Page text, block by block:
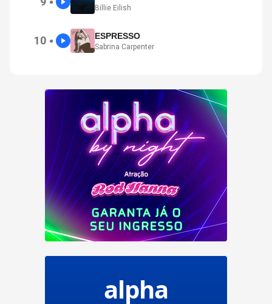
●
Billie Eilish
10 ● ESPRESSO
Sabrina Carpenter